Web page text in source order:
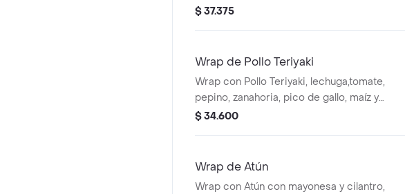
fosforito, queso mozzarella y salsa MUY
$ 37.375
Wrap de Pollo Teriyaki
Wrap con Pollo Teriyaki, lechuga,tomate,
pepino, zanahoria, pico de gallo, maíz y
guacamole en tortilla de harina de trigo. *
$ 34.600
Wrap de Atún
Wrap con Atún con mayonesa y cilantro,